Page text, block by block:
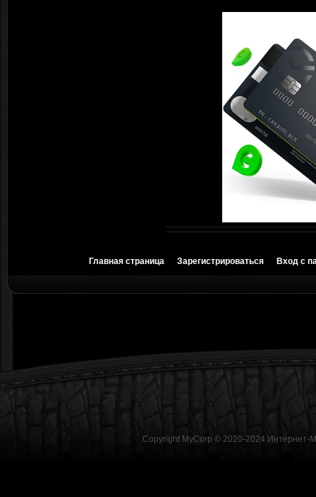
Главная страница Зарегистрироваться Вход с
Copyright MyCorp © 2020-2024 Интернет-